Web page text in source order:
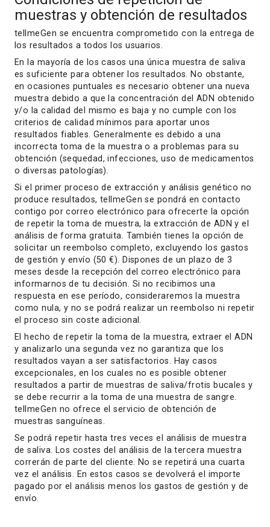
muestras y obtención de resultados
tellmeGen se encuentra comprometido con la entrega de
los resultados a todos los usuarios.
En la mayoría de los casos una única muestra de saliva
es suficiente para obtener los resultados. No obstante,
en ocasiones puntuales es necesario obtener una nueva
muestra debido a que la concentración del ADN obtenido
y/o la calidad del mismo es baja y no cumple con los
criterios de calidad mínimos para aportar unos
resultados fiables. Generalmente es debido a una
incorrecta toma de la muestra o a problemas para su
obtención (sequedad, infecciones, uso de medicamentos
o diversas patologías).
Si el primer proceso de extracción y análisis genético no
produce resultados, tellmeGen se pondrá en contacto
contigo por correo electrónico para ofrecerte la opción
de repetir la toma de muestra, la extracción de ADN y el
análisis de forma gratuita. También tienes la opción de
solicitar un reembolso completo, excluyendo los gastos
de gestión y envío (50 €). Dispones de un plazo de 3
meses desde la recepción del correo electrónico para
informarnos de tu decisión. Si no recibimos una
respuesta en ese período, consideraremos la muestra
como nula, y no se podrá realizar un reembolso ni repetir
el proceso sin coste adicional.
El hecho de repetir la toma de la muestra, extraer el ADN
y analizarlo una segunda vez no garantiza que los
resultados vayan a ser satisfactorios. Hay casos
excepcionales, en los cuales no es posible obtener
resultados a partir de muestras de saliva/frotis bucales y
se debe recurrir a la toma de una muestra de sangre.
tellmeGen no ofrece el servicio de obtención de
muestras sanguíneas.
Se podrá repetir hasta tres veces el análisis de muestra
de saliva. Los costes del análisis de la tercera muestra
correrán de parte del cliente. No se repetirá una cuarta
vez el análisis. En estos casos se devolverá el importe
pagado por el análisis menos los gastos de gestión y de
envío.